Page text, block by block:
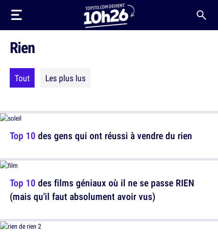
Rien
Tout Les plus lus
Top 10 des gens qui ont réussi à vendre du rien
Top 10 des films géniaux où il ne se passe RIEN
(mais qu'il faut absolument avoir vus)